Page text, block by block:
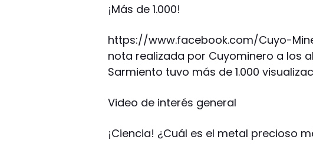
¡Más de 1.000!
https://www.facebook.com/Cuyo-
nota realizada por Cuyominero a los
Sarmiento tuvo más de 1.000
Video de interés general
¡Ciencia! ¿Cuál es el metal precioso